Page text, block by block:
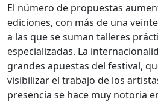
El número de propuestas
ediciones, con más de una
a las que se suman talleres
especializadas. La
grandes apuestas del festival,
visibilizar el trabajo de los
presencia se hace muy notoria